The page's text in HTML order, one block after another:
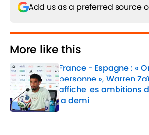
Add us as a preferred source
More like this
France - Espagne : «
personne », Warren
affiche les ambitions
la demi
Published by on Invalid Date